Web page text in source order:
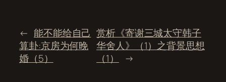
← 能不能给自己
算卦:京房为何晚
婚（5）
赏析《寄谢三城太守韩子
华舍人》（1）之背景思想
（1）
→